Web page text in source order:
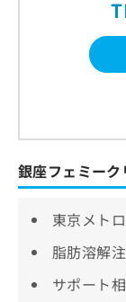
銀座フェミー
東京メト
脂肪溶解
サポート